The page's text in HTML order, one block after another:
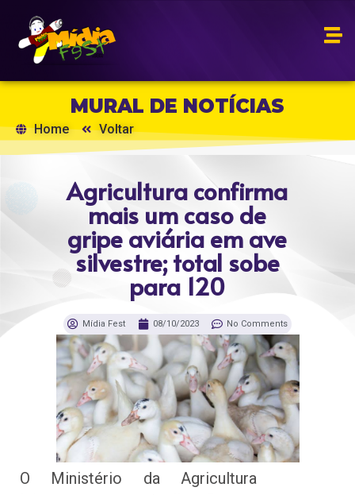
MURAL DE NOTÍCIAS
Home Voltar
Agricultura confirma
mais um caso de
gripe aviária em ave
silvestre; total sobe
para 120
Mídia Fest 08/10/2023 No Comments
O Ministério da Agricultura